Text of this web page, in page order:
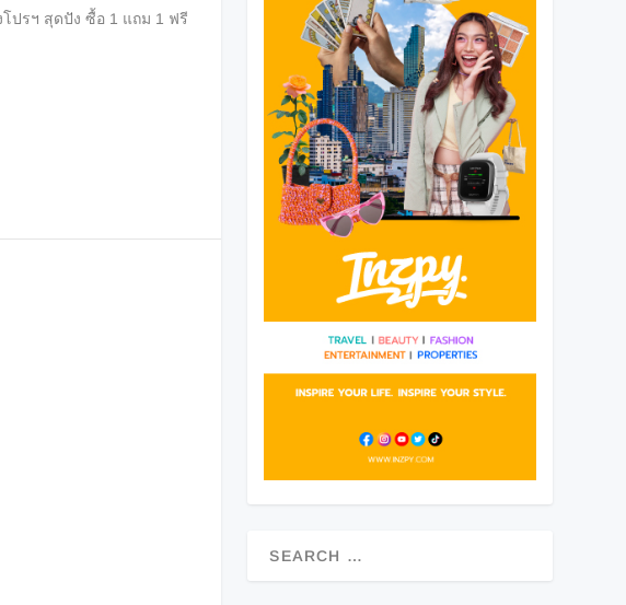
ปรฯ สุดปัง ซื้อ 1 แถม 1 ฟรี